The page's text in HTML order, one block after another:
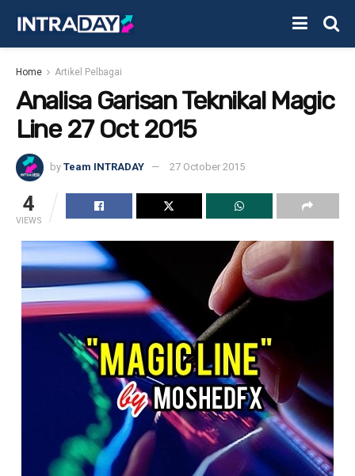
Home Artikel Pelbagai
Analisa Garisan Teknikal Magic
Line 27 Oct 2015
by Team INTRADAY 27 October 2015
4
VIEWS